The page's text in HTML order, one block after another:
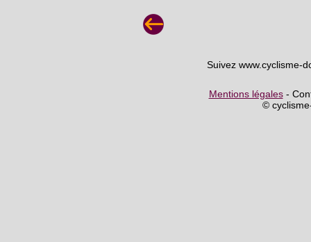
Suivez www.cyclisme-
Mentions légales-
©